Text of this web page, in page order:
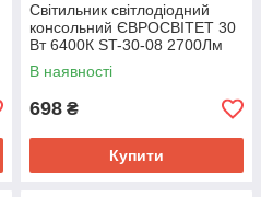
Світильник світлодіодний
консольний ЄВРОСВІТЕТ 30
Вт 6400К ST-30-08 2700Лм
IP65
В наявності
698 ₴
Купити